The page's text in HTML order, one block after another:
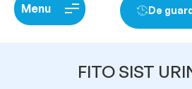
Menu De
FITO SIST